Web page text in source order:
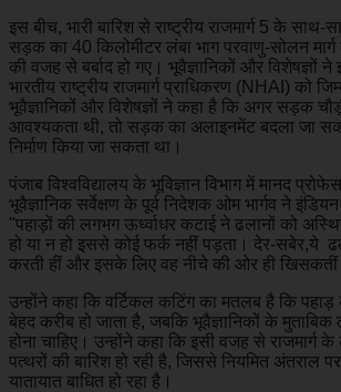
इस बीच, भारी बारिश से राष्ट्रीय राजमार्ग 5 के
सड़क का 40 किलोमीटर लंबा भाग परवाणु-सोलन
की वजह से बर्बाद हो गए। भूवैज्ञानिकों और विशेषज्ञों
भारतीय राष्ट्रीय राजमार्ग प्राधिकरण (NHAI) को
भूवैज्ञानिकों और विशेषज्ञों ने कहा है कि अगर सड़क
आवश्यकता थी, तो सड़क का अलाइनमेंट बदला जा
निर्माण किया जा सकता था।
पंजाब विश्वविद्यालय के भूविज्ञान विभाग में मानद
भूवैज्ञानिक सर्वेक्षण के पूर्व निदेशक ओम भार्गव ने
"पहाड़ों की लगभग ऊर्ध्वाधर कटाई ने ढलानों को
हो या न हो इससे कोई फर्क नहीं पड़ता। देर-सबेर,ये
करती हीं और इसके लिए वह नीचे की ओर ही
उन्होंने कहा कि वर्टिकल कटिंग का मतलब है कि
बेहद करीब हो जाता है, जबकि भूवैज्ञानिकों के
होना चाहिए। उन्होंने कहा कि इसी वजह से राजमार्ग के
पत्थरों की बारिश हो रही है, जिससे नियमित अंतराल
यातायात बाधित हो रहा है।